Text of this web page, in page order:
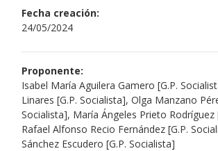
Fecha creación:
24/05/2024
Proponente:
Isabel María Aguilera Gamero [G.P.
Linares [G.P. Socialista], Olga Manzano
Socialista], María Ángeles Prieto Rodríguez
Rafael Alfonso Recio Fernández [G.P.
Sánchez Escudero [G.P. Socialista]